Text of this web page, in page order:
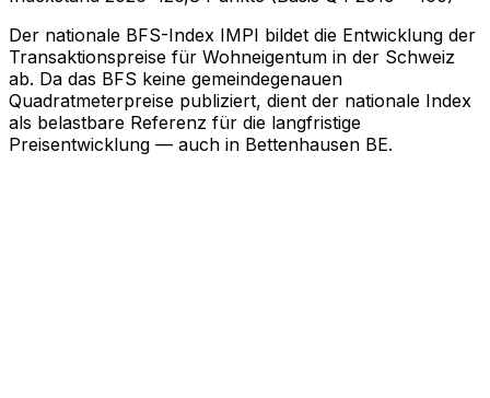
Der nationale BFS-Index IMPI bildet die Entwicklung der
Transaktionspreise für Wohneigentum in der Schweiz
ab. Da das BFS keine gemeindegenauen
Quadratmeterpreise publiziert, dient der nationale Index
als belastbare Referenz für die langfristige
Preisentwicklung — auch in Bettenhausen BE.